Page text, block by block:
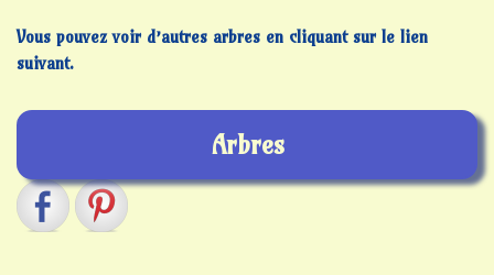
Vous pouvez voir d’autres arbres en cliquant sur le lien
suivant.
Arbres